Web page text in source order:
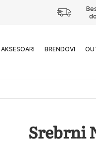
AKSESOARI BRENDOVI
Srebrni